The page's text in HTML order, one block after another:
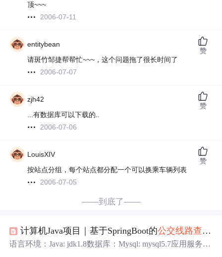
顶~~~
2006-07-11
entitybean
请斑竹邹捷帮帮忙~~~，这个问题拖了很长时间了
2006-07-07
赞
zjh42
...有数据库可以下载的..
2006-07-06
赞
LouisXIV
按站点分组，每个站点都分配一个可以换乘车辆列表
2006-07-05
赞
——到底了——
计算机Java项目｜基于SpringBoot的公交线路查询
语言环境：Java: jdk1.8数据库：Mysql: mysql5.7应用服务